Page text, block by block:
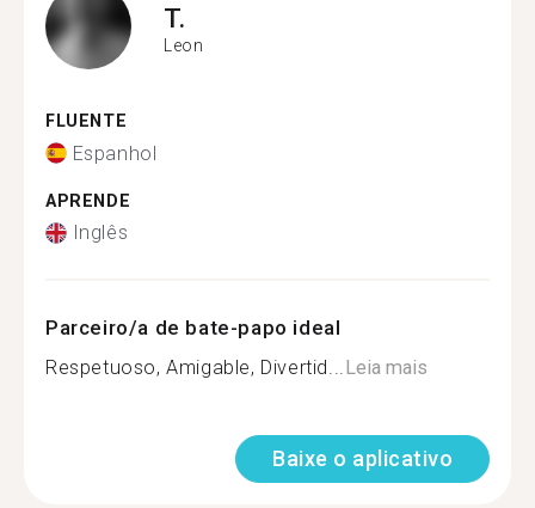
T.
Leon
FLUENTE
Espanhol
APRENDE
Inglês
Parceiro/a de bate-papo ideal
Respetuoso, Amigable, Divertid...Leia mais
Baixe o aplicativo